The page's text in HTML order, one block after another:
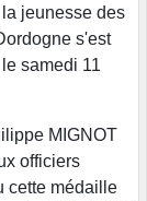
jeunesse des
s'est
samedi 11
MIGNOT
officiers
cette médaille